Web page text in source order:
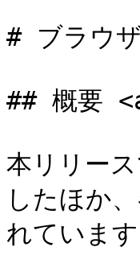
# ブラウ
## 概要
本リリー
したほか
れています